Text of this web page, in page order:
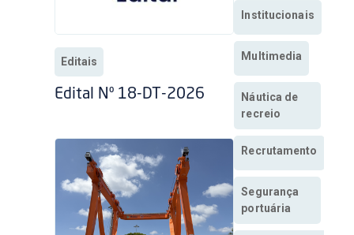
Editais
Edital Nº 18-DT-2026
Institucionais
Multimedia
Náutica de
recreio
Recrutamento
Segurança
portuária